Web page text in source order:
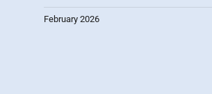
February 2026